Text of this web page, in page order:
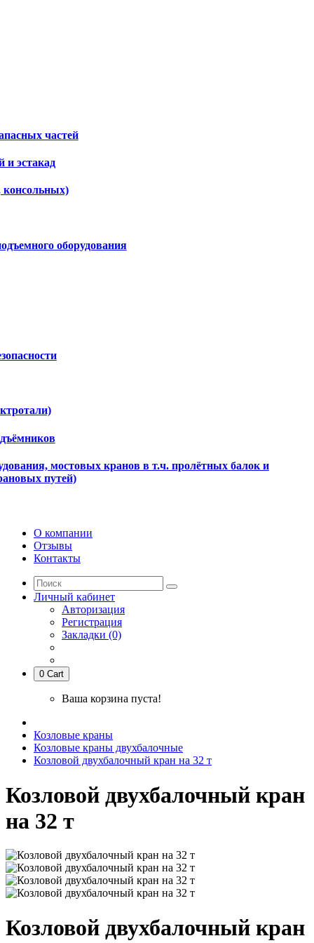
частей
и эстакад
консольных)
оборудования
мостовых кранов в т.ч. пролётных балок и
путей)
О компании
Отзывы
Контакты
Личный кабинет
Авторизация
Регистрация
Закладки (0)
0 Cart
Ваша корзина пуста!
Козловые краны
Козловые краны двухбалочные
Козловой двухбалочный кран на 32 т
Козловой двухбалочный кран
на 32 т
Козловой двухбалочный кран